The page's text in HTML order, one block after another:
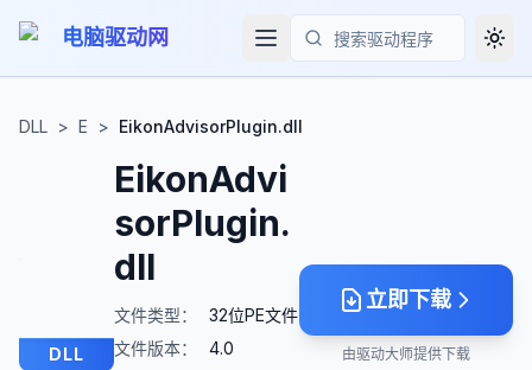
电脑驱动网
搜索
DLL > E > EikonAdvisorPlugin.dll
DLL
EikonAdvi
sorPlugin.
dll
文件类型：
32位PE文件
文件版本：
4.0
立即下载
由驱动大师提供下载